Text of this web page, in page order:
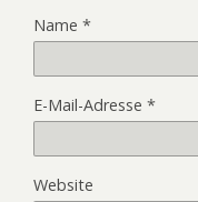
Name *
E-Mail-Adresse *
Website